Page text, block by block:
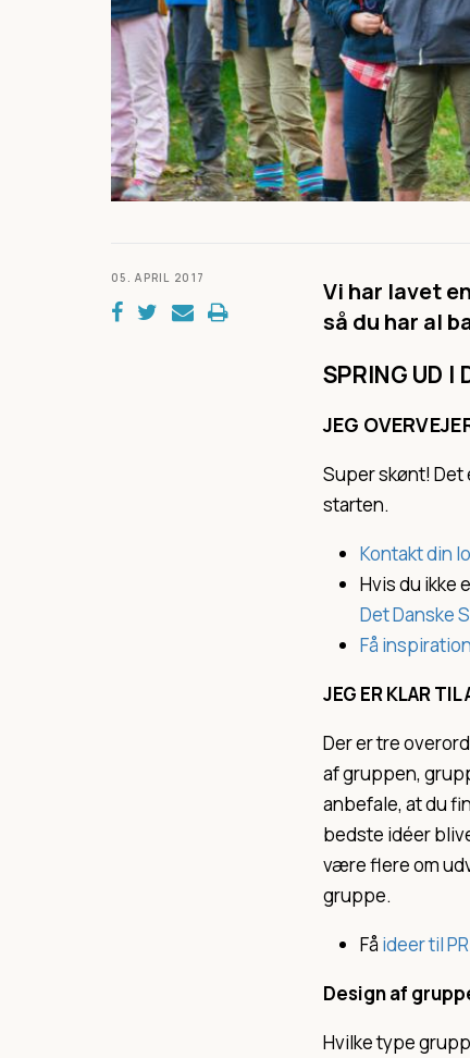
05. APRIL 2017
Vi har lavet
så du har al
SPRING UD I
JEG
Super skønt! Det
starten.
Kontakt din
Hvis du ikke
Det Danske
Få
JEG ER KLAR TIL
Der er tre
af gruppen,
anbefale, at du
bedste idéer
være flere om
gruppe.
Få ideer til PR
Design af
Hvilke type